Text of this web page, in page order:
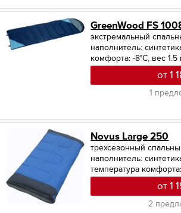
GreenWood FS
экстремальный
наполнитель:
комфорта: -8°С, вес 1.5
от 1
1
Novus Large 250
трехсезонный
наполнитель:
температура
от 1
2